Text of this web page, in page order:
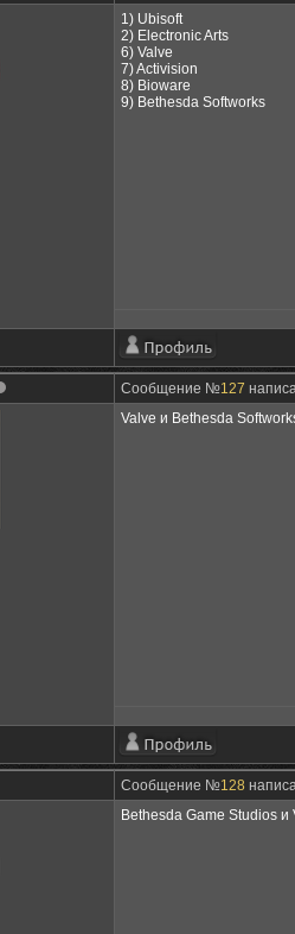
1) Ubisoft
2) Electronic Arts
6) Valve
7) Activision
8) Bioware
9) Bethesda Softworks
Сообщение №127
Valve и Bethesda
Сообщение №128
Bethesda Game Studios и